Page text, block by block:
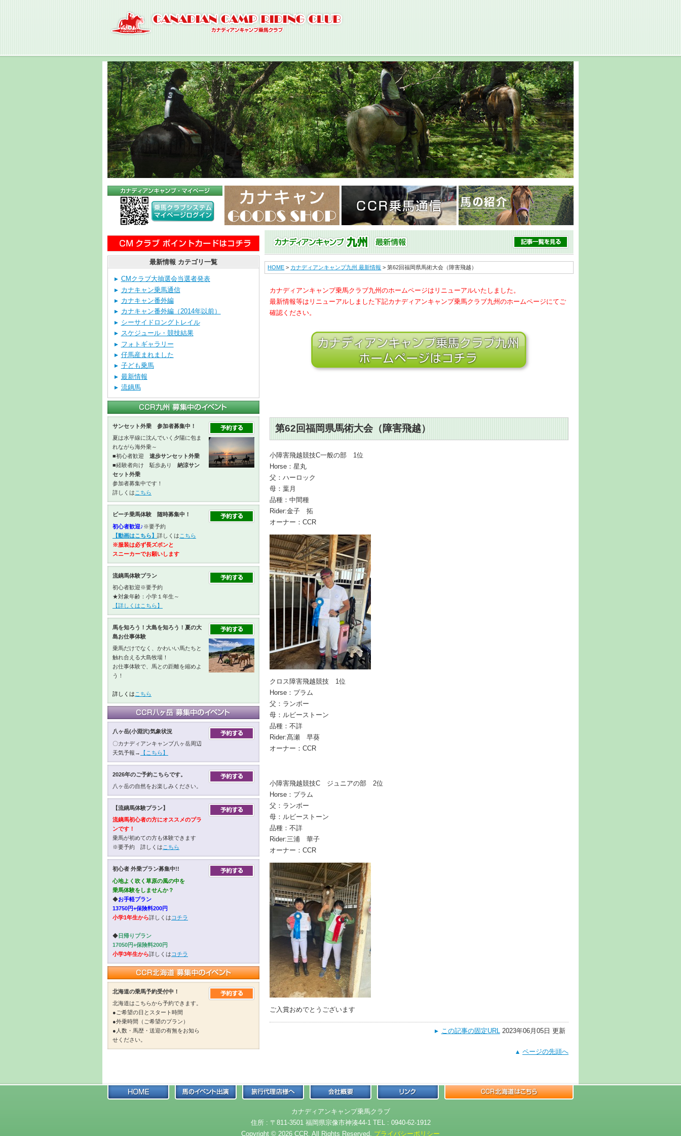
HOME > カナディアンキャンプ九州 最新情報 > 第62回福岡県馬術大会（障害飛越）
カナディアンキャンプ乗馬クラブ九州のホームページはリニューアルいたしました。
最新情報等はリニューアルしました下記カナディアンキャンプ乗馬クラブ九州のホームページにてご
確認ください。
第62回福岡県馬術大会（障害飛越）
小障害飛越競技C一般の部 1位
Horse：星丸
父：ハーロック
母：葉月
品種：中間種
Rider:金子 拓
オーナー：CCR
クロス障害飛越競技 1位
Horse：プラム
父：ランボー
母：ルビーストーン
品種：不詳
Rider:髙瀬 早葵
オーナー：CCR
小障害飛越競技C ジュニアの部 2位
Horse：プラム
父：ランボー
母：ルビーストーン
品種：不詳
Rider:三浦 華子
オーナー：CCR
ご入賞おめでとうございます
この記事の固定URL2023年06月05日 更新
ページの先頭へ
最新情報 カテゴリ一覧
CMクラブ大抽選会当選者発表
カナキャン乗馬通信
カナキャン番外編
カナキャン番外編（2014年以前）
シーサイドロングトレイル
スケジュール・競技結果
フォトギャラリー
仔馬産まれました
子ども乗馬
最新情報
流鏑馬
サンセット外乗 参加者募集中！
夏は水平線に沈んでいく夕陽に包ま
れながら海外乗～
■初心者歓迎 速歩サンセット外乗
■経験者向け 駈歩あり 納涼サン
セット外乗
参加者募集中です！
詳しくは こちら
ビーチ乗馬体験 随時募集中！
初心者歓迎♪※要予約
【動画はこちら】 詳しくは こちら
※服装は必ず長ズボンと
スニーカーでお願いします
流鏑馬体験プラン
初心者歓迎※要予約
★対象年齢：小学１年生～
【詳しくはこちら】
馬を知ろう！大島を知ろう！夏の大
島お仕事体験
乗馬だけでなく、かわいい馬たちと
触れ合える大島牧場！
お仕事体験で、馬との距離を縮めよ
う！
詳しくは こちら
八ヶ岳(小淵沢)気象状況
〇カナディアンキャンプ八ヶ岳周辺
天気予報→
【こちら】
2026年のご予約こちらです。
八ヶ岳の自然をお楽しみください。
【流鏑馬体験プラン】
流鏑馬初心者の方にオススメのプラ
ンです！
乗馬が初めての方も体験できます
※要予約 詳しくは こちら
初心者 外乗プラン募集中!!
心地よく吹く草原の風の中を
乗馬体験をしませんか？
◆お手軽プラン
13750円+保険料200円
小学1年生から詳しくは コチラ
◆日帰りプラン
17050円+保険料200円
小学3年生から詳しくは コチラ
北海道の乗馬予約受付中！
北海道はこちらから予約できます。
●ご希望の日とスタート時間
●外乗時間（ご希望のプラン）
●人数・馬歴・送迎の有無をお知ら
せください。
カナディアンキャンプ乗馬クラブ
住所 : 〒811-3501 福岡県宗像市神湊44-1 TEL : 0940-62-1912
Copyright © 2026 CCR. All Rights Reserved. プライバシーポリシー